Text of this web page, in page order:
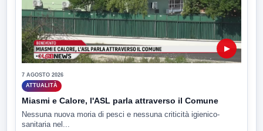
▶
7 AGOSTO 2026
ATTUALITÀ
Miasmi e Calore, l'ASL parla attraverso il Comune
Nessuna nuova moria di pesci e nessuna criticità igienico-
sanitaria nel...